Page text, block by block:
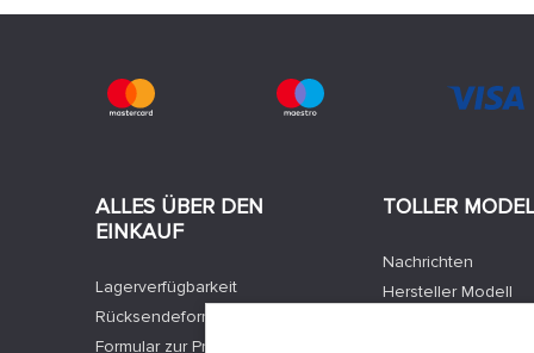
ALLES ÜBER DEN
EINKAUF
Lagerverfügbarkeit
Rücksendeformular
Formular zur Produktbeschwerde
TOLLER
Nachrichten
Hersteller Modell